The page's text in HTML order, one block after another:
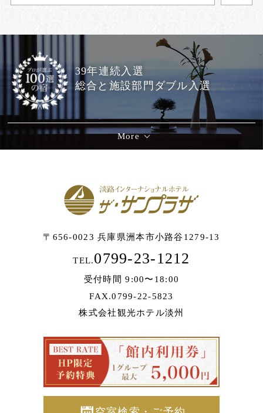
39年連続入選
総合と施設部門ダブル入選
More
〒656-0023 兵庫県洲本市小路谷1279-13
TEL.0799-23-1212
受付時間 9:00〜18:00
FAX.0799-22-5823
株式会社観光ホテル淡州